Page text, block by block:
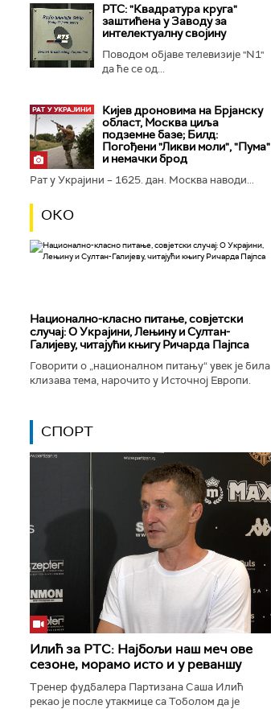
РТС: "Квадратура круга"
заштићена у Заводу за
интелектуалну својину
Поводом објаве телевизије "N1"
да ће се од...
Кијев дроновима на Брјанску
област, Москва циља
подземне базе; Билд:
Погођени "Ликви моли", "Пума"
и немачки брод
Рат у Украјини – 1625. дан. Москва наводи...
ОКО
Национално-класнo питање, совјетски
случај: О Украјини, Лењину и Султан-
Галијеву, читајући књигу Ричарда Пајпса
Говорити о „националном питању“ увек је била
клизава тема, нарочито у Источној Европи.
СПОРТ
Илић за РТС: Најбољи наш меч ове
сезоне, морамо исто и у реваншу
Тренер фудбалера Партизана Саша Илић
рекао је после утакмице са Тоболом да је